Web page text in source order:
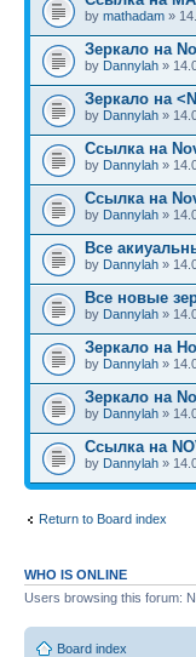
by mathadam »
Зеркало на
by Dannylah »
Зеркало на
by Dannylah »
Ссылка на
by Dannylah »
Ссылка на
by Dannylah »
Все
by Dannylah »
Все новые
by Dannylah »
Зеркало на
by Dannylah »
Зеркало на
by Dannylah »
Ссылка на
by Dannylah »
Return to Board index
WHO IS ONLINE
Users browsing this forum:
Board index